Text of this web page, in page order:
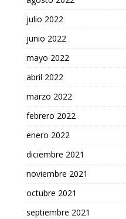
julio 2022
junio 2022
mayo 2022
abril 2022
marzo 2022
febrero 2022
enero 2022
diciembre 2021
noviembre 2021
octubre 2021
septiembre 2021